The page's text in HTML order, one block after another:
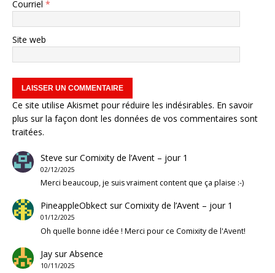
Courriel *
Site web
Ce site utilise Akismet pour réduire les indésirables. En savoir
plus sur la façon dont les données de vos commentaires sont
traitées.
Steve surComixity de l’Avent – jour 1
02/12/2025
Merci beaucoup, je suis vraiment content que ça plaise :-)
PineappleObkectsurComixity de l’Avent – jour 1
01/12/2025
Oh quelle bonne idée ! Merci pour ce Comixity de l'Avent!
JaysurAbsence
10/11/2025